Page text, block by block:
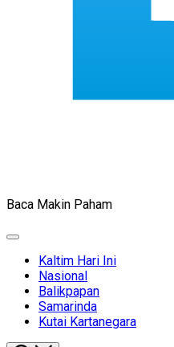
Baca Makin Paham
Expand
Kaltim Hari Ini
Nasional
Balikpapan
Samarinda
Kutai Kartanegara